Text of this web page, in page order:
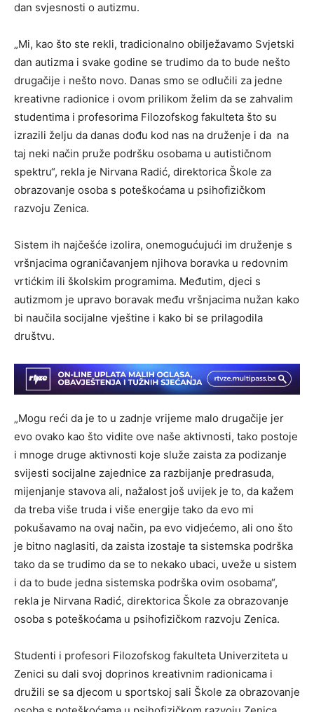
dan svjesnosti o autizmu.
„Mi, kao što ste rekli, tradicionalno obilježavamo Svjetski
dan autizma i svake godine se trudimo da to bude nešto
drugačije i nešto novo. Danas smo se odlučili za jedne
kreativne radionice i ovom prilikom želim da se zahvalim
studentima i profesorima Filozofskog fakulteta što su
izrazili želju da danas dođu kod nas na druženje i da na
taj neki način pruže podršku osobama u autističnom
spektru“, rekla je Nirvana Radić, direktorica Škole za
obrazovanje osoba s poteškoćama u psihofizičkom
razvoju Zenica.
Sistem ih najčešće izolira, onemogućujući im druženje s
vršnjacima ograničavanjem njihova boravka u redovnim
vrtićkim ili školskim programima. Međutim, djeci s
autizmom je upravo boravak među vršnjacima nužan kako
bi naučila socijalne vještine i kako bi se prilagodila
društvu.
„Mogu reći da je to u zadnje vrijeme malo drugačije jer
evo ovako kao što vidite ove naše aktivnosti, tako postoje
i mnoge druge aktivnosti koje služe zaista za podizanje
svijesti socijalne zajednice za razbijanje predrasuda,
mijenjanje stavova ali, nažalost još uvijek je to, da kažem
da treba više truda i više energije tako da evo mi
pokušavamo na ovaj način, pa evo vidjećemo, ali ono što
je bitno naglasiti, da zaista izostaje ta sistemska podrška
tako da se trudimo da se to nekako ubaci, uveže u sistem
i da to bude jedna sistemska podrška ovim osobama“,
rekla je Nirvana Radić, direktorica Škole za obrazovanje
osoba s poteškoćama u psihofizičkom razvoju Zenica.
Studenti i profesori Filozofskog fakulteta Univerziteta u
Zenici su dali svoj doprinos kreativnim radionicama i
družili se sa djecom u sportskoj sali Škole za obrazovanje